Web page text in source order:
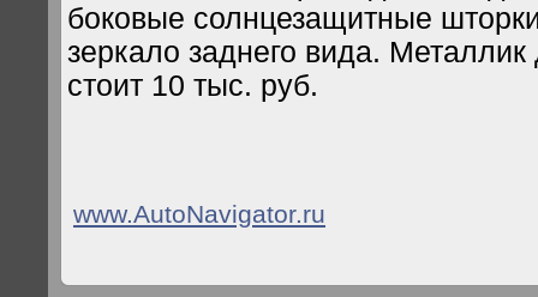
боковые солнцезащитные
зеркало заднего вида.
стоит 10 тыс. руб.
www.AutoNavigator.ru